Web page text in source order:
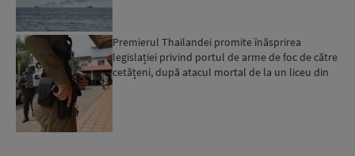
Premierul Thailandei promite înăsprirea
legislației privind portul de arme de foc de către
cetățeni, după atacul mortal de la un liceu din